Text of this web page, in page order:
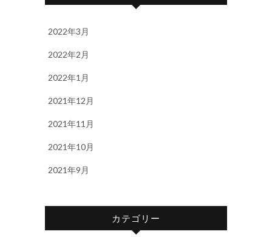
2022年3月
2022年2月
2022年1月
2021年12月
2021年11月
2021年10月
2021年9月
カテゴリー